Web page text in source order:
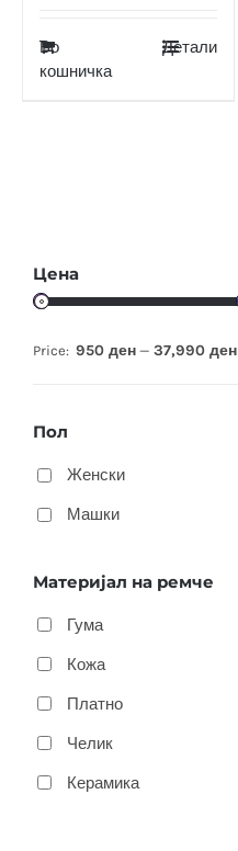
Во
кошничка
Детали
Цена
Price: 950 ден — 37,990 ден
Пол
Женски
Машки
Материјал на ремче
Гума
Кожа
Платно
Челик
Керамика